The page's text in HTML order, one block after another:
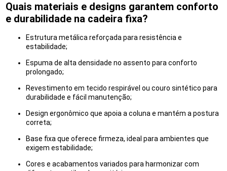
Quais materiais e designs garantem conforto
e durabilidade na cadeira fixa?
Estrutura metálica reforçada para resistência e
estabilidade;
Espuma de alta densidade no assento para conforto
prolongado;
Revestimento em tecido respirável ou couro sintético para
durabilidade e fácil manutenção;
Design ergonômico que apoia a coluna e mantém a postura
correta;
Base fixa que oferece firmeza, ideal para ambientes que
exigem estabilidade;
Cores e acabamentos variados para harmonizar com